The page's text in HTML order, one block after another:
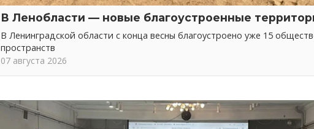
В Ленобласти — новые благоустроенные
В Ленинградской области с конца весны благоустроено уже 15
пространств
07 августа 2026